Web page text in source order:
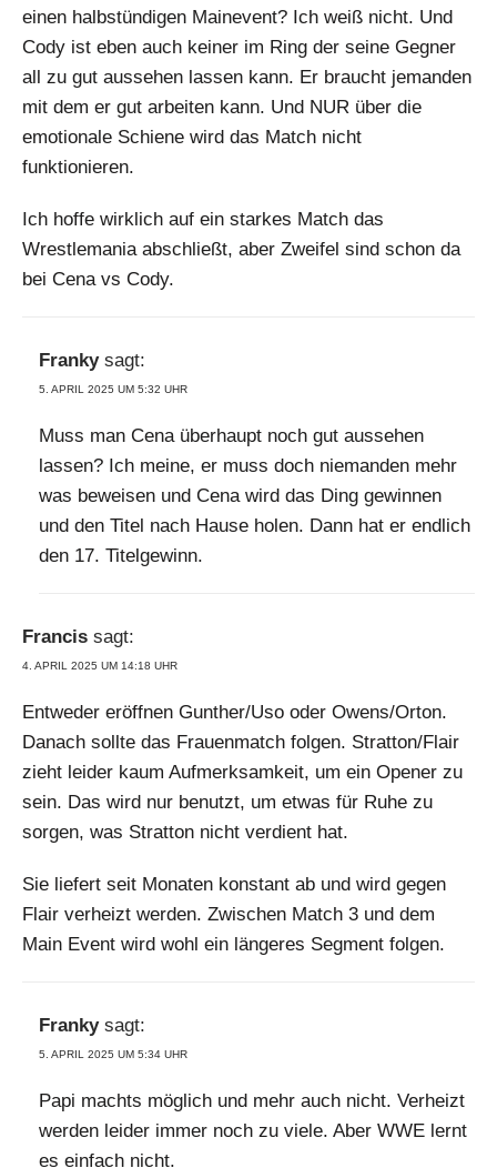
einen halbstündigen Mainevent? Ich weiß nicht. Und
Cody ist eben auch keiner im Ring der seine Gegner
all zu gut aussehen lassen kann. Er braucht jemanden
mit dem er gut arbeiten kann. Und NUR über die
emotionale Schiene wird das Match nicht
funktionieren.
Ich hoffe wirklich auf ein starkes Match das
Wrestlemania abschließt, aber Zweifel sind schon da
bei Cena vs Cody.
Franky sagt:
5. APRIL 2025 UM 5:32 UHR
Muss man Cena überhaupt noch gut aussehen
lassen? Ich meine, er muss doch niemanden mehr
was beweisen und Cena wird das Ding gewinnen
und den Titel nach Hause holen. Dann hat er endlich
den 17. Titelgewinn.
Francis sagt:
4. APRIL 2025 UM 14:18 UHR
Entweder eröffnen Gunther/Uso oder Owens/Orton.
Danach sollte das Frauenmatch folgen. Stratton/Flair
zieht leider kaum Aufmerksamkeit, um ein Opener zu
sein. Das wird nur benutzt, um etwas für Ruhe zu
sorgen, was Stratton nicht verdient hat.
Sie liefert seit Monaten konstant ab und wird gegen
Flair verheizt werden. Zwischen Match 3 und dem
Main Event wird wohl ein längeres Segment folgen.
Franky sagt:
5. APRIL 2025 UM 5:34 UHR
Papi machts möglich und mehr auch nicht. Verheizt
werden leider immer noch zu viele. Aber WWE lernt
es einfach nicht.